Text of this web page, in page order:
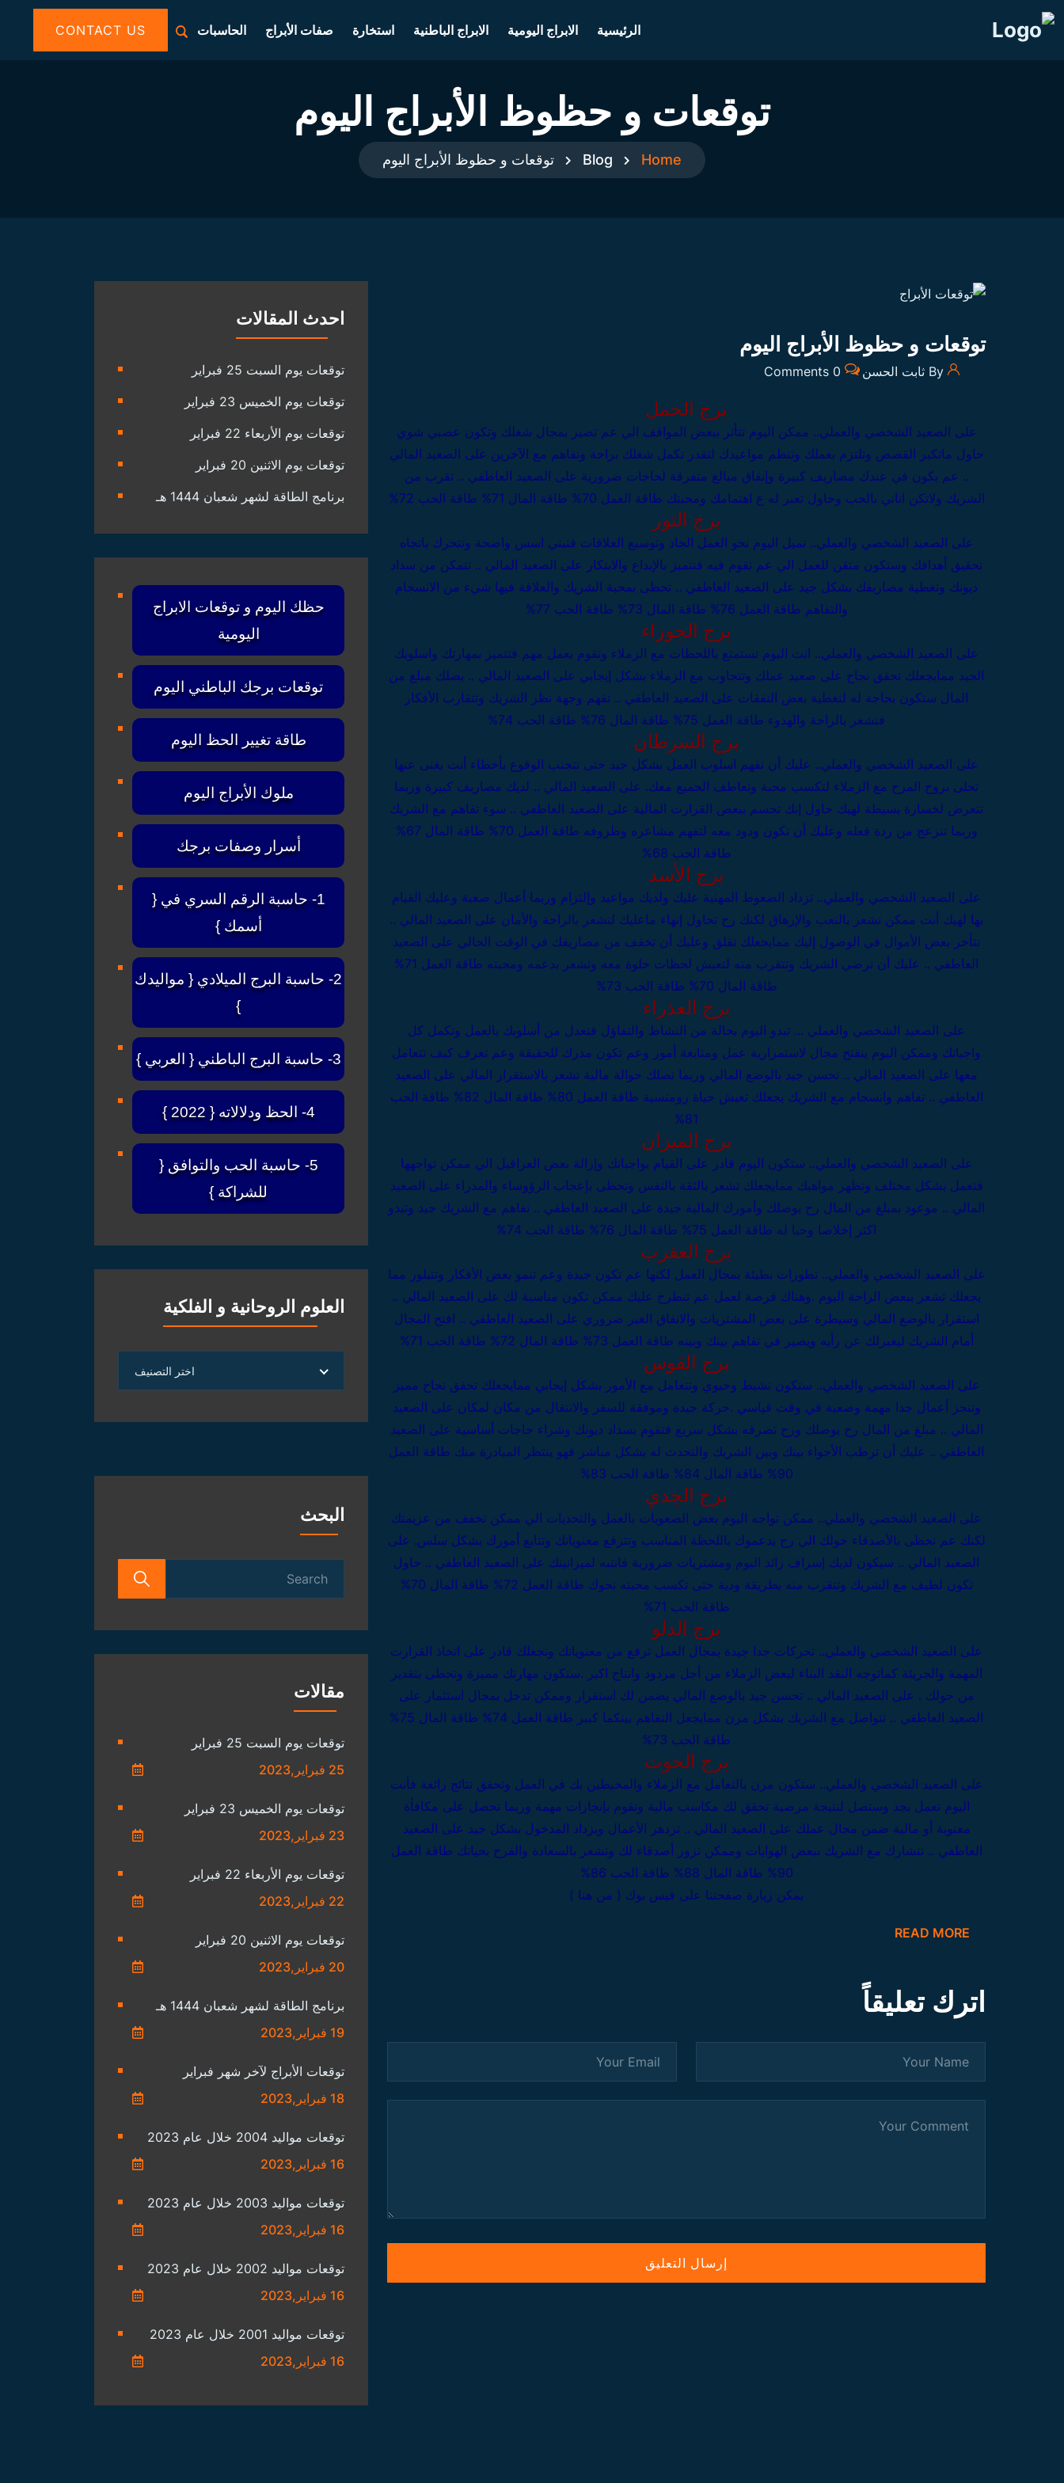
الرئيسية الابراج اليومية الابراج الباطنية استخارة صفات الأبراج الحاسبات CONTACT US
توقعات و حظوظ الأبراج اليوم
Home
Blog توقعات و حظوظ الأبراج اليوم
توقعات و حظوظ الأبراج اليوم
0 Comments
برج الحمل
على الصعيد الشخصي والعملي.. ممكن اليوم تتأثر ببعض المواقف الي عم تصير بمجال شغلك وتكون عصبي شوي
حاول ماتكبر القصص وتلتزم بعملك وتنظم مواعيدك لتقدر تكمل شغلك براحة وتفاهم مع الآخرين على الصعيد المالي
.. عم يكون في عندك مصاريف كبيرة وإنفاق مبالغ متفرقة لحاجات ضرورية على الصعيد العاطفي .. تقرب من
الشريك ولاتكن اناني بالحب وحاول تعبر له ع اهتمامك ومحبتك طاقة العمل 70% طاقة المال 71% طاقة الحب 72%
برج الثور
على الصعيد الشخصي والعملي.. تميل اليوم نحو العمل الجاد وتوسيع العلاقات فتبني اسس واضحة وتتحرك باتجاه
تحقيق أهدافك وستكون متقن للعمل الي عم تقوم فيه فتتميز بالإبداع والابتكار على الصعيد المالي .. تتمكن من سداد
ديونك وتغطية مصاريفك بشكل جيد على الصعيد العاطفي .. تحظى بمحبة الشريك والعلاقة فيها شيء من الانسجام
والتفاهم طاقة العمل 76% طاقة المال 73% طاقة الحب 77%
برج الجوزاء
على الصعيد الشخصي والعملي.. انت اليوم تستمتع باللحظات مع الزملاء وتقوم بعمل مهم فتتميز بمهارتك واسلوبك
الجيد ممايجعلك تحقق نجاح على صعيد عملك وتتجاوب مع الزملاء بشكل إيجابي على الصعيد المالي .. يصلك مبلغ من
المال ستكون بحاجة له لتغطية بعض النفقات على الصعيد العاطفي .. تفهم وجهة نظر الشريك وتتقارب الأفكار
فتشعر بالراحة والهدوء طاقة العمل 75% طاقة المال 76% طاقة الحب 74%
برج السرطان
على الصعيد الشخصي والعملي.. عليك أن تفهم اسلوب العمل بشكل جيد حتى تتجنب الوقوع بأخطاء أنت بغنى عنها
تحلى بروح المرح مع الزملاء لتكسب محبة وتعاطف الجميع معك. على الصعيد المالي .. لديك مصاريف كبيرة وربما
تتعرض لخسارة بسيطة لهيك حاول إنك تحسم ببعض القرارت المالية على الصعيد العاطفي .. سوء تفاهم مع الشريك
وربما تنزعج من ردة فعله وعليك أن تكون ودود معه لتفهم مشاعره وظروفه طاقة العمل 70%
طاقة المال 67%
طاقة الحب 68%
برج الأسد
على الصعيد الشخصي والعملي.. تزداد الضغوط المهنية عليك ولديك مواعيد وإلتزام وربما أعمال صعبة وعليك القيام
بها لهيك أنت ممكن تشعر بالتعب والإرهاق لكنك رح تحاول إنهاء ماعليك لتشعر بالراحة والأمان على الصعيد المالي ..
تتأخر بعض الأموال في الوصول إليك ممايجعلك تقلق وعليك أن تخفف من مصاريفك في الوقت الحالي على الصعيد
العاطفي .. عليك أن ترضي الشريك وتتقرب منه لتعيش لحظات حلوة معه وتشعر بدعمه ومحبته طاقة العمل 71%
طاقة المال 70%
طاقة الحب 73%
برج العذراء
على الصعيد الشخصي والعملي ... تبدو اليوم بحالة من النشاط والتفاؤل فتعدل من أسلوبك بالعمل وتكمل كل
واجباتك وممكن اليوم ينفتح مجال لاستمرارية عمل ومتابعة أمور وعم تكون مدرك للحقيقة وعم تعرف كيف تتعامل
معها على الصعيد المالي .. تحسن جيد بالوضع المالي وربما تصلك حوالة مالية تشعر بالاستقرار المالي على الصعيد
العاطفي .. تفاهم وانسجام مع الشريك يجعلك تعيش حياة رومنسية طاقة العمل 80% طاقة المال 82%
طاقة الحب
81%
برج الميزان
على الصعيد الشخصي والعملي.. ستكون اليوم قادر على القيام بواجباتك وإزالة بعض العراقيل الي ممكن تواجهها
فتعمل بشكل مختلف وتظهر مواهبك ممايجعلك تشعر بالثقة بالنفس وتحظى بإعجاب الرؤوساء والمدراء على الصعيد
المالي .. موعود بمبلغ من المال رح يوصلك وأمورك المالية جيدة على الصعيد العاطفي .. تفاهم مع الشريك جيد وتبدو
اكثر إخلاصا وحبا له طاقة العمل 75% طاقة المال 76% طاقة الحب 74%
برج العقرب
على الصعيد الشخصي والعملي.. تطورات بطيئة بمجال العمل لكنها عم تكون جيدة وعم تنمو بعض الأفكار وتتبلور مما
يجعلك تشعر ببعض الراحة اليوم .وهناك فرصة لعمل عم تنطرح عليك ممكن تكون مناسبة لك على الصعيد المالي ..
استقرار بالوضع المالي وسيطرة على بعض المشتريات والانفاق الغير ضروري على الصعيد العاطفي .. افتح المجال
أمام الشريك ليعبرلك عن رأيه ويصير في تفاهم بينك وبينه طاقة العمل 73% طاقة المال 72% طاقة الحب 71%
برج القوس
على الصعيد الشخصي والعملي.. ستكون نشيط وحيوي وتتعامل مع الأمور بشكل إيجابي ممايجعلك تحقق نجاح مميز
وتنجز أعمال جدا مهمة وصعبة في وقت قياسي .حركة جيدة وموفقة للسفر والانتقال من مكان لمكان على الصعيد
المالي .. مبلغ من المال رح يوصلك ورح تصرفه بشكل سريع فتقوم بسداد ديونك وشراء حاجات أساسية على الصعيد
العاطفي .. عليك أن ترطب الأجواء بينك وبين الشريك والتحدث له بشكل مباشر فهو ينتظر المبادرة منك طاقة العمل
90%
طاقة المال 84% طاقة الحب 83%
برج الجدي
على الصعيد الشخصي والعملي.. ممكن تواجه اليوم بعض الصعوبات بالعمل والتحديات الي ممكن تخفف من عزيمتك
لكنك عم تحظى بالأصدقاء حولك الي رح يدعموك باللحظة المناسب وتترفع معنوياتك وتتابع أمورك بشكل سلس. على
الصعيد المالي .. سيكون لديك إسراف زائد اليوم ومشتريات ضرورية فانتبه لميزانيتك على الصعيد العاطفي .. حاول
تكون لطيف مع الشريك وتتقرب منه بطريقة ودية حتى تكسب محبته نحوك طاقة العمل 72%
طاقة المال 70%
طاقة الحب 71%
برج الدلو
على الصعيد الشخصي والعملي.. تحركات جدا جيدة بمجال العمل ترفع من معنوياتك وتجعلك قادر على اتخاذ القرارت
المهمة والجريئة كماتوجه النقد البناء لبعض الزملاء من أجل مردود وانتاج اكبر .ستكون مهارتك مميزة وتحظى بتقدير
من حولك . على الصعيد المالي .. تحسن جيد بالوضع المالي يضمن لك استقرار وممكن تدخل بمجال استثمار على
الصعيد العاطفي .. تتواصل مع الشريك بشكل مرن ممايجعل التفاهم بينكما كبير طاقة العمل 74%
طاقة المال 75%
طاقة الحب 73%
برج الحوت
على الصعيد الشخصي والعملي.. ستكون مرن بالتعامل مع الزملاء والمحيطين بك في العمل وتحقق نتائج رائعة فأنت
اليوم تعمل بجد وستصل لنتيجة مرضية تحقق لك مكاسب مالية وتقوم بإنجازات مهمة وربما تحصل على مكافأة
معنوية أو مالية ضمن مجال عملك على الصعيد المالي .. تزدهر الأعمال ويزداد المدخول بشكل جيد على الصعيد
العاطفي .. تتشارك مع الشريك ببعض الهوايات وممكن تزور أصدقاء لك وتشعر بالسعادة والفرح بحياتك طاقة العمل
90%
طاقة المال 88%
طاقة الحب 86%
يمكن زيارة صفحتنا على فيس بوك ( من هنا )
READ MORE
اترك تعليقاً
احدث المقالات
توقعات يوم السبت 25 فبراير
توقعات يوم الخميس 23 فبراير
توقعات يوم الأربعاء 22 فبراير
توقعات يوم الاثنين 20 فبراير
برنامج الطاقة لشهر شعبان 1444 هـ
حظك اليوم و توقعات الابراج
اليومية
توقعات برجك الباطني اليوم
طاقة تغيير الحظ اليوم
ملوك الأبراج اليوم
أسرار وصفات برجك
1- حاسبة الرقم السري في {
أسمك }
2- حاسبة البرج الميلادي { مواليدك
}
3- حاسبة البرج الباطني { العربي }
4- الحظ ودلالاته { 2022 }
5- حاسبة الحب والتوافق {
للشراكة }
العلوم الروحانية و الفلكية
الروحانية
الفلكية
اختر التصنيف
البحث
مقالات
توقعات يوم السبت 25 فبراير
25 فبراير,2023
توقعات يوم الخميس 23 فبراير
23 فبراير,2023
توقعات يوم الأربعاء 22 فبراير
22 فبراير,2023
توقعات يوم الاثنين 20 فبراير
20 فبراير,2023
برنامج الطاقة لشهر شعبان 1444 هـ
19 فبراير,2023
توقعات الأبراج لآخر شهر فبراير
18 فبراير,2023
توقعات مواليد 2004 خلال عام 2023
16 فبراير,2023
توقعات مواليد 2003 خلال عام 2023
16 فبراير,2023
توقعات مواليد 2002 خلال عام 2023
16 فبراير,2023
توقعات مواليد 2001 خلال عام 2023
16 فبراير,2023